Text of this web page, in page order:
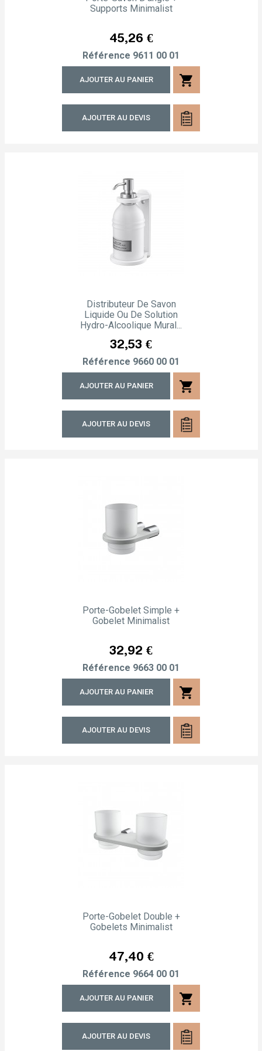
Supports Minimalist
Prix
45,26 €
Référence 9611 00 01
AJOUTER AU PANIER shopping_cart
AJOUTER AU DEVIS
Distributeur De Savon
Liquide Ou De Solution
Hydro-Alcoolique Mural...
Prix
32,53 €
Référence 9660 00 01
AJOUTER AU PANIER shopping_cart
AJOUTER AU DEVIS
Porte-Gobelet Simple +
Gobelet Minimalist
Prix
32,92 €
Référence 9663 00 01
AJOUTER AU PANIER shopping_cart
AJOUTER AU DEVIS
Porte-Gobelet Double +
Gobelets Minimalist
Prix
47,40 €
Référence 9664 00 01
AJOUTER AU PANIER shopping_cart
AJOUTER AU DEVIS